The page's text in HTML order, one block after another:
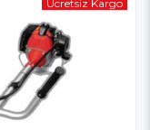
Ücretsiz Kargo